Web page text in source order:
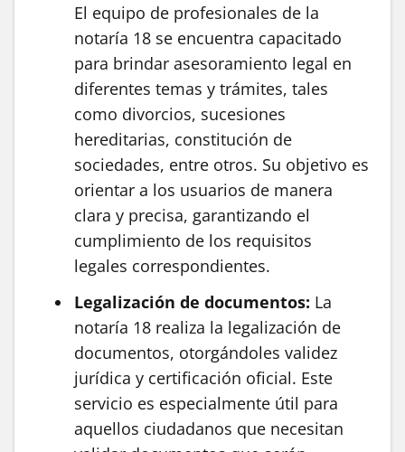
El equipo de profesionales de la
notaría 18 se encuentra capacitado
para brindar asesoramiento legal en
diferentes temas y trámites, tales
como divorcios, sucesiones
hereditarias, constitución de
sociedades, entre otros. Su objetivo es
orientar a los usuarios de manera
clara y precisa, garantizando el
cumplimiento de los requisitos
legales correspondientes.
Legalización de documentos: La
notaría 18 realiza la legalización de
documentos, otorgándoles validez
jurídica y certificación oficial. Este
servicio es especialmente útil para
aquellos ciudadanos que necesitan